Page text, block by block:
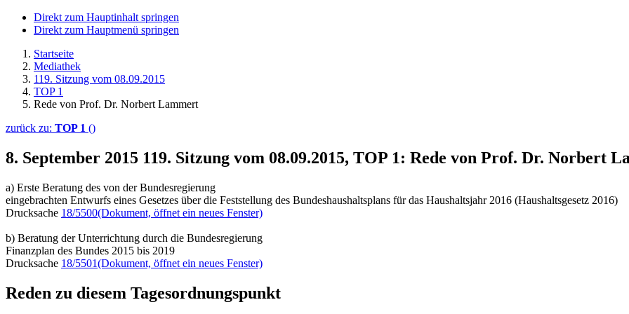
Direkt zum Hauptinhalt springen
Direkt zum Hauptmenü springen
Startseite
Mediathek
119. Sitzung vom 08.09.2015
TOP 1
Rede von Prof. Dr. Norbert Lammert
zurück zu: TOP 1 ()
8. September 2015 119. Sitzung vom 08.09.2015, TOP 1: Rede von Prof. Dr. Norbert
a) Erste Beratung des von der Bundesregierung
eingebrachten Entwurfs eines Gesetzes über die Feststellung des Bundeshaushaltsplans für das Haushaltsjahr 2016 (Haushaltsgesetz 2016)
Drucksache 18/5500(Dokument, öffnet ein neues Fenster)
b) Beratung der Unterrichtung durch die Bundesregierung
Finanzplan des Bundes 2015 bis 2019
Drucksache 18/5501(Dokument, öffnet ein neues Fenster)
Reden zu diesem Tagesordnungspunkt